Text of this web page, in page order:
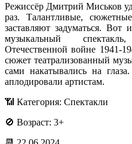
Режиссёр Дмитрий Миськов
раз. Талантливые,
заставляют задуматься.
музыкальный
Отечественной войне 1941-
сюжет театрализованный
сами накатывались на
аплодировали артистам.
📶 Категория: Спектакли
🚫 Возраст: 3+